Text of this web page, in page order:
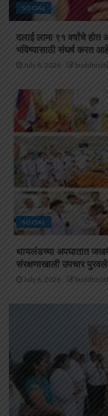
SOCIAL
दलाई लामा ९१ वर्षांचे होत
भविष्यासाठी संघर्ष करत
July 8, 2026
SOCIAL
थायलंडच्या अपघातात
संरक्षणाखाली उपचार
July 6, 2026